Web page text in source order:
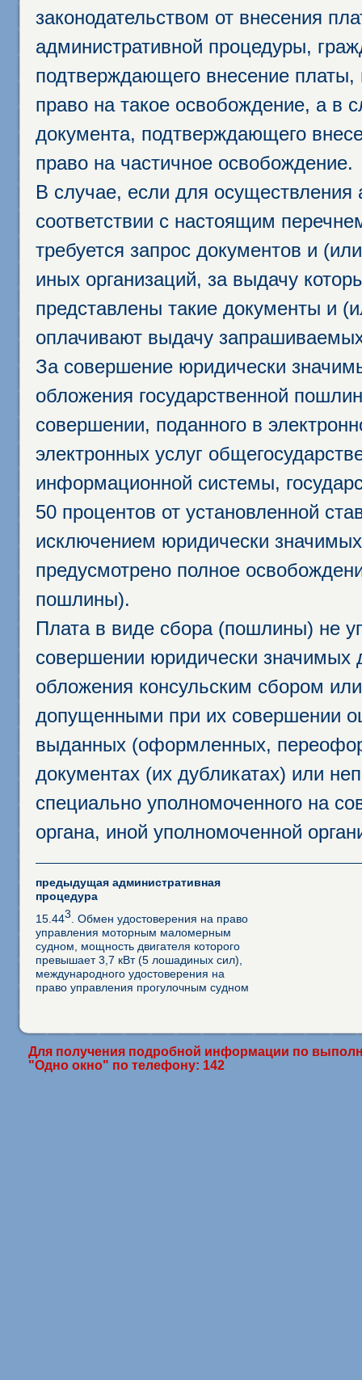
законодательством от внесения
административной процедуры,
подтверждающего внесение
право на такое освобождение, а в
документа, подтверждающего
право на частичное освобождение.
В случае, если для осуществления
соответствии с настоящим
требуется запрос документов и
иных организаций, за выдачу
представлены такие документы и
оплачивают выдачу
За совершение юридически
обложения государственной
совершении, поданного в
электронных услуг
информационной системы,
50 процентов от установленной
исключением юридически
предусмотрено полное
пошлины).
Плата в виде сбора (пошлины) не
совершении юридически
обложения консульским сбором
допущенными при их совершении
выданных (оформленных,
документах (их дубликатах) или
специально уполномоченного на
органа, иной уполномоченной
предыдущая административная
процедура
15.443 . Обмен удостоверения на право
управления моторным маломерным
судном, мощность двигателя которого
превышает 3,7 кВт (5 лошадиных сил),
международного удостоверения на
право управления прогулочным судном
Для получения подробной информации по
"Одно окно" по телефону: 142